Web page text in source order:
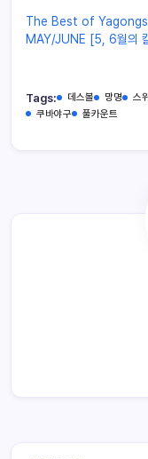
The Best of
MAY/JUNE [5, 6월의
Tags: 데스볼 망명 스
쿠바야구
풀카운트